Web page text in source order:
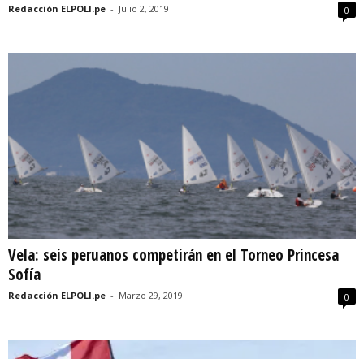
Redacción ELPOLI.pe - Julio 2, 2019 0
Vela: seis peruanos competirán en el Torneo Princesa
Sofía
Redacción ELPOLI.pe - Marzo 29, 2019 0